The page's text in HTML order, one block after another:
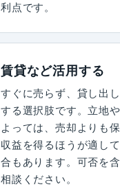
利点です。
賃貸など活用する
すぐに売らず、貸し出
する選択肢です。立地
よっては、売却よりも
収益を得るほうが適し
合もあります。可否を
相談ください。